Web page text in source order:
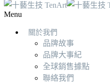
Menu
關於我們
品牌故事
品牌大事紀
全球銷售據點
聯絡我們